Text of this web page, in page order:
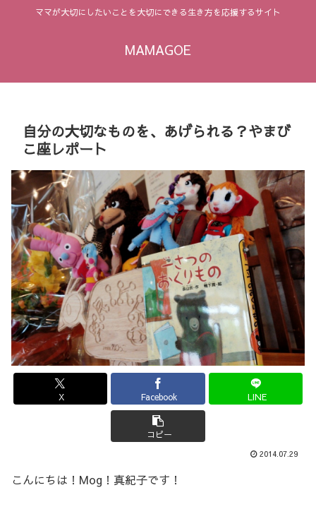
ママが大切にしたいことを大切にできる生き方を応援するサイト
MAMAGOE
自分の大切なものを、あげられる？やまび
こ座レポート
X Facebook LINE
コピー
2014.07.29
こんにちは！Mog！真紀子です！